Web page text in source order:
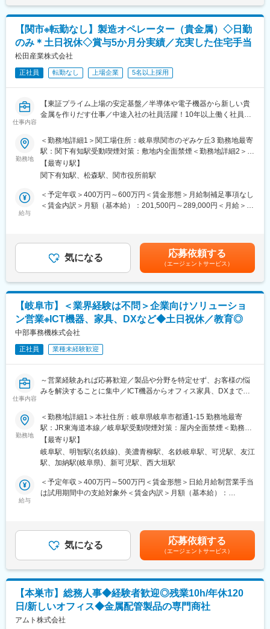
3500億円を突破しております。
■働き方：
・残業時間：25h程度
※年に数回工事の際に休日出勤は発生しますがその際は振休を取得
頂きます。
■充実した福利厚生：
規定あり
・福利厚生サービスへ加入、保養所あり
■配属部署：
└約32名在籍（20～40代が中心）
※建築、機械、電気・計装の3チーム体制。建築、機械、電気・計
当社は1935年創業、企業理念にある「限りある地球資源の有効活
用」を事業の根幹とし、貴金属関連事業と食品関連事業を展開し
ています。松田産業グループ全体の売上高は順調に拡大、売上高
3500億円を突破しております。
【関市※転勤なし】製造オペレーター（貴金属）◇日勤
のみ＊土日祝休◇賞与5か月分実績／充実した住宅手当
松田産業株式会社
正社員 転勤なし 上場企業 5名以上採用
仕事内容
【東証プライム上場の安定基盤／半導体や電子機器から新しい貴
金属を作りだす仕事／中途入社の社員活躍！10年以上働く社員多
■職務内容：
回収した半導体や電子部品から、貴金属をリサイクルし、新たな
金（ゴールド）を作り出す製造職です。
＜具体的な業務内容 ※下記一連の工程から1つの作業をお任せし
ます＞
（1）原料となる半導体や、基盤（電子機器・家電部品）等の仕分
（3）薬品や高熱炉にて溶かし、原料となるスクラップから貴金属
を抽出→地金などへ製品化
（4）お客さまから預かった機械に付着している貴金属を、薬品や
※各工程、簡単な設備の点検メンテナンス業務も行います。
※各工程ごとにチームを組んでおり、業務量が多いときは他の作業
＜働く環境＞
※空調服やスポットクーラーを用意しています。
・まずは、現場における安全や、薬品ごとの特徴、注意点などを
学びます。
・配属部署についての教育後、現場で先輩と一緒に業務をスター
トします。1日のスケジュールや作業の進め方・注意点などを個人
のレベルに合わせてしっかりレクチャーします。
ので、未経験者に向けた教育経験や体制整備も万全です。
・休み：土日祝休み（年間休日120日）、最大10日間の長期休暇
あり
・転勤なし
■充実した福利厚生：
・8年間、家賃の7割を支給する住宅補助が適用されます。（当社
規定あり）
・福利厚生サービスへ加入、保養所あり
・引っ越し費用の補助あり（当社規定あり）
勤務地
＜勤務地詳細1＞関工場住所：岐阜県関市のぞみケ丘3 勤務地最寄
駅：関下有知駅受動喫煙対策：敷地内全面禁煙＜勤務地詳細2＞関
第二工場住所：岐阜県関市のぞみケ丘10 勤務地最寄駅：良川鉄道
越美南線／関下有知駅駅受動喫煙対策：屋内全面禁煙変更の範
【最寄り駅】
関下有知駅、松森駅、関市役所前駅
給与
＜予定年収＞400万円～600万円＜賃金形態＞月給制補足事項なし
＜賃金内訳＞月額（基本給）：201,500円～289,000円＜月給＞
給：年1回（4月）■モデル年収25歳：460万円（月収28万円（手
当込み）＋賞与）35歳：520万円（月収33万円（手当込み）＋賞
与）賃金はあくまでも目安の金額であり、選考を通じて上下する
可能性があります。月給(月額)は固定手当を含めた表記です。
気になる 応募依頼する
（エージェントサービス）
【岐阜市】＜業界経験は不問＞企業向けソリューショ
ン営業※ICT機器、家具、DXなど◆土日祝休／教育◎
中部事務機株式会社
正社員 業種未経験歓迎
仕事内容
～営業経験あれば応募歓迎／製品や分野を特定せず、お客様の悩
みを解決することに集中／ICT機器からオフィス家具、DXまで幅
教育研修／専門部署のサポート～
■業務内容：
民間企業のお客様に対し、オフィス機器・ITソリューション・DX
商材の提案営業をお任せします。
■具体的には：
・民間企業への訪問・ヒアリング
・課題に応じたオフィス機器・ITソリューションの提案（ITインフ
・導入後のフォロー、継続的な関係構築、社内（技術・サポート
部門）との連携
・DX部隊と連携し、専門的な提案へのサポートあり
・飛び込み営業はなく、紹介やお問い合わせ対応が中心
勤務地
＜勤務地詳細1＞本社住所：岐阜県岐阜市都通1-15 勤務地最寄
駅：JR東海道本線／岐阜駅受動喫煙対策：屋内全面禁煙＜勤務地
詳細2＞東濃支店住所：岐阜県可児市羽崎495-1 勤務地最寄駅：名
鉄広見線／可児駅受動喫煙対策：屋内全面禁煙＜勤務地詳細3＞大
垣支店住所：岐阜県大垣市築捨町5丁目69-1 受動喫煙対策：屋内
【最寄り駅】
岐阜駅、明智駅(名鉄線)、美濃青柳駅、名鉄岐阜駅、可児駅、友江
駅、加納駅(岐阜県)、新可児駅、西大垣駅
給与
＜予定年収＞400万円～500万円＜賃金形態＞日給月給制営業手当
は試用期間中の支給対象外＜賃金内訳＞月額（基本給）：
定します。■賞与：年2回（※業績による）■インセンティブあり賃
金はあくまでも目安の金額であり、選考を通じて上下する可能性
があります。月給(月額)は固定手当を含めた表記です。
気になる 応募依頼する
（エージェントサービス）
【本巣市】総務人事◆経験者歓迎◎残業10h/年休120
日/新しいオフィス◆金属配管製品の専門商社
アムト株式会社